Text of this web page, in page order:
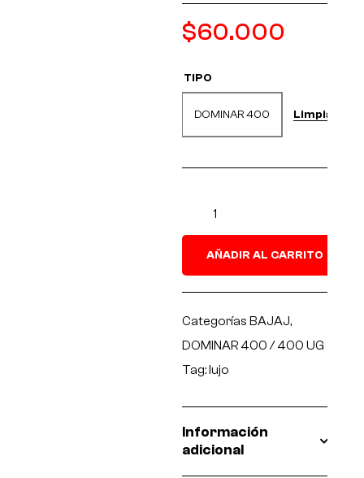
$60.000
TIPO
DOMINAR 400 Limpiar
AÑADIR AL CARRITO
Categorías BAJAJ,
DOMINAR 400 / 400 UG
Tag:lujo
Información
adicional